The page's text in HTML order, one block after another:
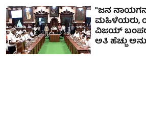
"ಜನ
ಮಹಿಳೆಯರು,
ವಿಜಯ್ ಬಂಪರ್
ಅತಿ ಹೆಚ್ಚು